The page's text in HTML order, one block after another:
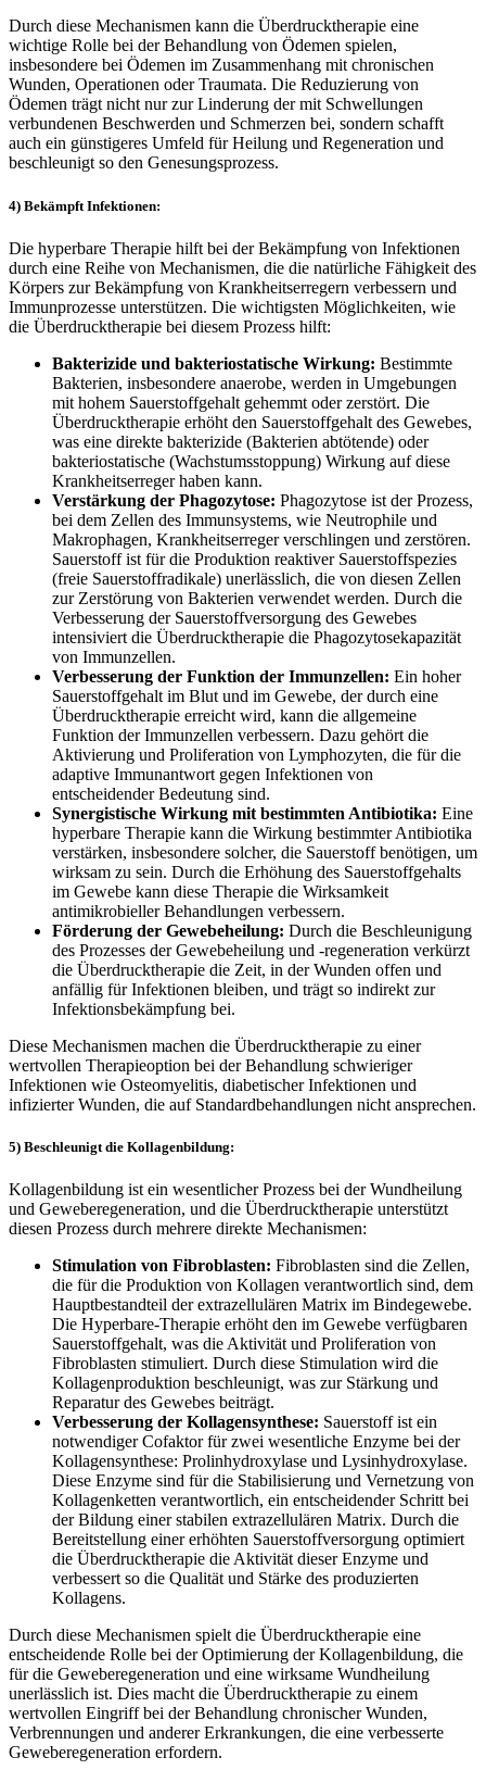
Durch diese Mechanismen kann die Überdrucktherapie eine
wichtige Rolle bei der Behandlung von Ödemen spielen,
insbesondere bei Ödemen im Zusammenhang mit chronischen
Wunden, Operationen oder Traumata. Die Reduzierung von
Ödemen trägt nicht nur zur Linderung der mit Schwellungen
verbundenen Beschwerden und Schmerzen bei, sondern schafft
auch ein günstigeres Umfeld für Heilung und Regeneration und
beschleunigt so den Genesungsprozess.
4) Bekämpft Infektionen:
Die hyperbare Therapie hilft bei der Bekämpfung von Infektionen
durch eine Reihe von Mechanismen, die die natürliche Fähigkeit des
Körpers zur Bekämpfung von Krankheitserregern verbessern und
Immunprozesse unterstützen. Die wichtigsten Möglichkeiten, wie
die Überdrucktherapie bei diesem Prozess hilft:
Bakterizide und bakteriostatische Wirkung: Bestimmte
Bakterien, insbesondere anaerobe, werden in Umgebungen
mit hohem Sauerstoffgehalt gehemmt oder zerstört. Die
Überdrucktherapie erhöht den Sauerstoffgehalt des Gewebes,
was eine direkte bakterizide (Bakterien abtötende) oder
bakteriostatische (Wachstumsstoppung) Wirkung auf diese
Krankheitserreger haben kann.
Verstärkung der Phagozytose: Phagozytose ist der Prozess,
bei dem Zellen des Immunsystems, wie Neutrophile und
Makrophagen, Krankheitserreger verschlingen und zerstören.
Sauerstoff ist für die Produktion reaktiver Sauerstoffspezies
(freie Sauerstoffradikale) unerlässlich, die von diesen Zellen
zur Zerstörung von Bakterien verwendet werden. Durch die
Verbesserung der Sauerstoffversorgung des Gewebes
intensiviert die Überdrucktherapie die Phagozytosekapazität
von Immunzellen.
Verbesserung der Funktion der Immunzellen: Ein hoher
Sauerstoffgehalt im Blut und im Gewebe, der durch eine
Überdrucktherapie erreicht wird, kann die allgemeine
Funktion der Immunzellen verbessern. Dazu gehört die
Aktivierung und Proliferation von Lymphozyten, die für die
adaptive Immunantwort gegen Infektionen von
entscheidender Bedeutung sind.
Synergistische Wirkung mit bestimmten Antibiotika: Eine
hyperbare Therapie kann die Wirkung bestimmter Antibiotika
verstärken, insbesondere solcher, die Sauerstoff benötigen, um
wirksam zu sein. Durch die Erhöhung des Sauerstoffgehalts
im Gewebe kann diese Therapie die Wirksamkeit
antimikrobieller Behandlungen verbessern.
Förderung der Gewebeheilung: Durch die Beschleunigung
des Prozesses der Gewebeheilung und -regeneration verkürzt
die Überdrucktherapie die Zeit, in der Wunden offen und
anfällig für Infektionen bleiben, und trägt so indirekt zur
Infektionsbekämpfung bei.
Diese Mechanismen machen die Überdrucktherapie zu einer
wertvollen Therapieoption bei der Behandlung schwieriger
Infektionen wie Osteomyelitis, diabetischer Infektionen und
infizierter Wunden, die auf Standardbehandlungen nicht ansprechen.
5) Beschleunigt die Kollagenbildung:
Kollagenbildung ist ein wesentlicher Prozess bei der Wundheilung
und Geweberegeneration, und die Überdrucktherapie unterstützt
diesen Prozess durch mehrere direkte Mechanismen:
Stimulation von Fibroblasten: Fibroblasten sind die Zellen,
die für die Produktion von Kollagen verantwortlich sind, dem
Hauptbestandteil der extrazellulären Matrix im Bindegewebe.
Die Hyperbare-Therapie erhöht den im Gewebe verfügbaren
Sauerstoffgehalt, was die Aktivität und Proliferation von
Fibroblasten stimuliert. Durch diese Stimulation wird die
Kollagenproduktion beschleunigt, was zur Stärkung und
Reparatur des Gewebes beiträgt.
Verbesserung der Kollagensynthese: Sauerstoff ist ein
notwendiger Cofaktor für zwei wesentliche Enzyme bei der
Kollagensynthese: Prolinhydroxylase und Lysinhydroxylase.
Diese Enzyme sind für die Stabilisierung und Vernetzung von
Kollagenketten verantwortlich, ein entscheidender Schritt bei
der Bildung einer stabilen extrazellulären Matrix. Durch die
Bereitstellung einer erhöhten Sauerstoffversorgung optimiert
die Überdrucktherapie die Aktivität dieser Enzyme und
verbessert so die Qualität und Stärke des produzierten
Kollagens.
Durch diese Mechanismen spielt die Überdrucktherapie eine
entscheidende Rolle bei der Optimierung der Kollagenbildung, die
für die Geweberegeneration und eine wirksame Wundheilung
unerlässlich ist. Dies macht die Überdrucktherapie zu einem
wertvollen Eingriff bei der Behandlung chronischer Wunden,
Verbrennungen und anderer Erkrankungen, die eine verbesserte
Geweberegeneration erfordern.